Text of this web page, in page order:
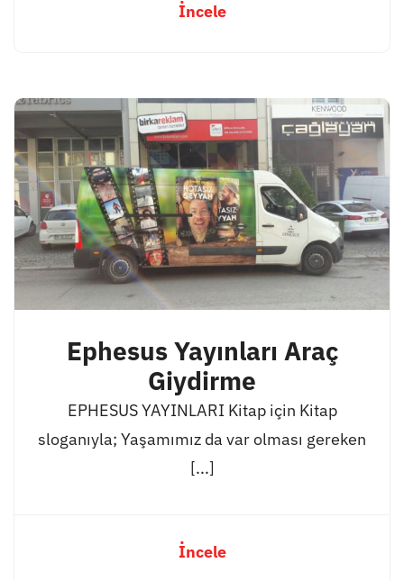
İncele
Ephesus Yayınları Araç
Giydirme
EPHESUS YAYINLARI Kitap için Kitap
sloganıyla; Yaşamımız da var olması gereken
[...]
İncele